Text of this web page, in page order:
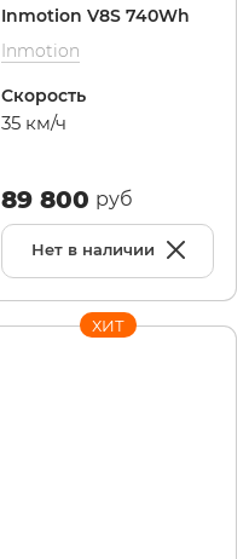
Inmotion V8S 740Wh
Inmotion
Скорость
35 км/ч
89 800 руб
Нет в наличии
ХИТ